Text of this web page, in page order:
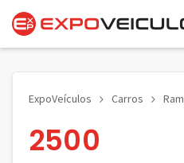
ExpoVeículos Carros Ram
2500